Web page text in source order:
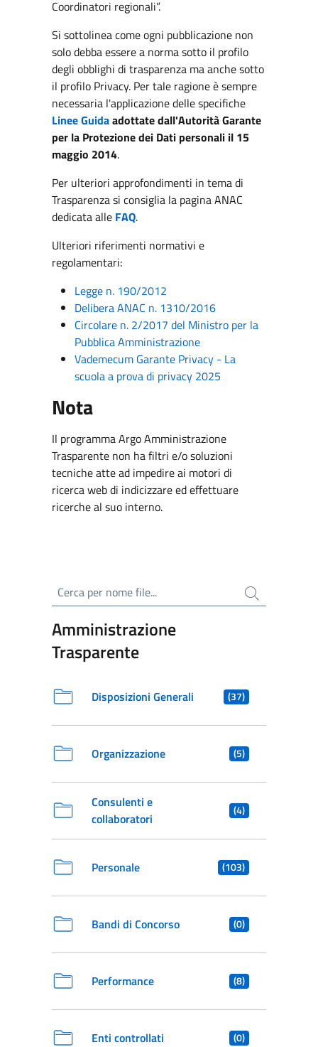
Coordinatori regionali”.
Si sottolinea come ogni pubblicazione non
solo debba essere a norma sotto il profilo
degli obblighi di trasparenza ma anche sotto
il profilo Privacy. Per tale ragione è sempre
necessaria l'applicazione delle specifiche
Linee Guidaadottate dall'Autorità Garante
per la Protezione dei Dati personali il 15
maggio 2014.
Per ulteriori approfondimenti in tema di
Trasparenza si consiglia la pagina ANAC
dedicata alle FAQ.
Ulteriori riferimenti normativi e
regolamentari:
Legge n. 190/2012
Delibera ANAC n. 1310/2016
Circolare n. 2/2017 del Ministro per la
Pubblica Amministrazione
Vademecum Garante Privacy - La
scuola a prova di privacy 2025
Nota
Il programma Argo Amministrazione
Trasparente non ha filtri e/o soluzioni
tecniche atte ad impedire ai motori di
ricerca web di indicizzare ed effettuare
ricerche al suo interno.
Cerca per nome file
Amministrazione
Trasparente
Disposizioni Generali (37)
Organizzazione (5)
Consulenti e
collaboratori
(4)
Personale (103)
Bandi di Concorso (0)
Performance (8)
Enti controllati (0)